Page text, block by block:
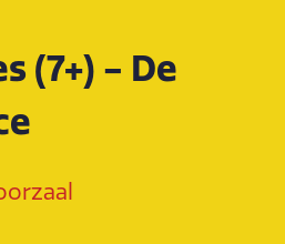
(7+) - De